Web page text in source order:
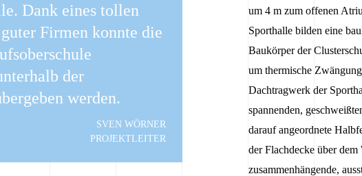
Dank eines tollen
Firmen konnte die
der
werden.
SVEN WÖRNER
PROJEKTLEITER
um 4 m zum offenen
Sporthalle bilden eine
Baukörper der
um thermische
Dachtragwerk der
spannenden,
darauf angeordnete
der Flachdecke über dem
zusammenhängende,